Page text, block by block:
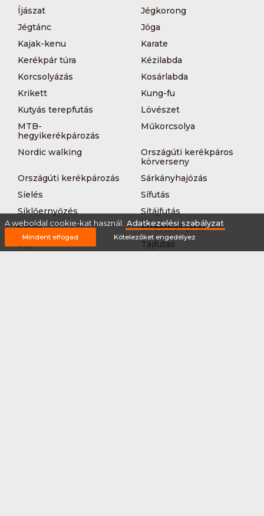
Íjászat
Jégkorong
Jégtánc
Jóga
Kajak-kenu
Karate
Kerékpár túra
Kézilabda
Korcsolyázás
Kosárlabda
Krikett
Kung-fu
Kutyás terepfutás
Lövészet
MTB-
hegyikerékpározás
Műkorcsolya
Nordic walking
Országúti kerékpáros
körverseny
Országúti kerékpározás
Sárkányhajózás
Síelés
Sífutás
Siklőernyőzés
Sítájfutás
Sítúra
Streetball (3*3)
Sup
Tájfutás
A weboldal cookie-kat használ. Adatkezelési szabályzat
Mindent elfogad Kötelezőket engedélyez